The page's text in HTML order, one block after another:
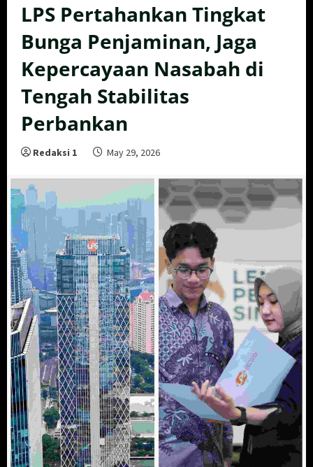
LPS Pertahankan Tingkat
Bunga Penjaminan, Jaga
Kepercayaan Nasabah di
Tengah Stabilitas
Perbankan
Redaksi 1 May 29, 2026